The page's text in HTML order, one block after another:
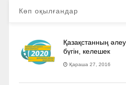
Көп оқылғандар
Қазақстанның
бүгін, келешек
Қараша 27, 2016